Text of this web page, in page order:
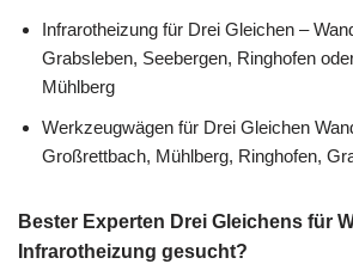
Infrarotheizung für Drei Gleichen –
Grabsleben, Seebergen, Ringhofen
Mühlberg
Werkzeugwägen für Drei Gleichen
Großrettbach, Mühlberg, Ringhofen,
Bester Experten Drei Gleichens für
Infrarotheizung gesucht?